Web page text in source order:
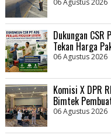
Dukungan CSR
Tekan Harga
06 Agustus 2026
Komisi X DPR
Bimtek
06 Agustus 2026